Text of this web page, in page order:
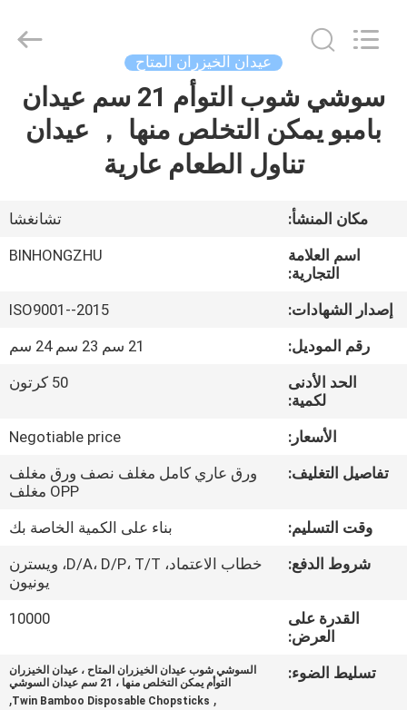
مسكن
منتجات
معلومات
جولة
المعمل
مراقبة
الجودة
الموقع
Reserved.
عيدان الخيزران المتاح
سوشي شوب التوأم 21 سم عيدان
بامبو يمكن التخلص منها ， عيدان
تناول الطعام عارية
مكان المنشأ:
تشانغشا
اسم العلامة
التجارية:
BINHONGZHU
إصدار الشهادات:
ISO9001--2015
رقم الموديل:
21 سم 23 سم 24 سم
الحد الأدنى
لكمية:
50 كرتون
الأسعار:
Negotiable price
تفاصيل التغليف:
ورق عاري كامل مغلف نصف ورق مغلف
OPP مغلف
وقت التسليم:
بناء على الكمية الخاصة بك
شروط الدفع:
خطاب الاعتماد، D/A، D/P، T/T، ويسترن
يونيون
القدرة على
العرض:
10000
تسليط الضوء:
السوشي شوب عيدان الخيزران المتاح ، عيدان الخيزران
التوأم يمكن التخلص منها ، 21 سم عيدان السوشي
,
Twin Bamboo Disposable Chopsticks
,